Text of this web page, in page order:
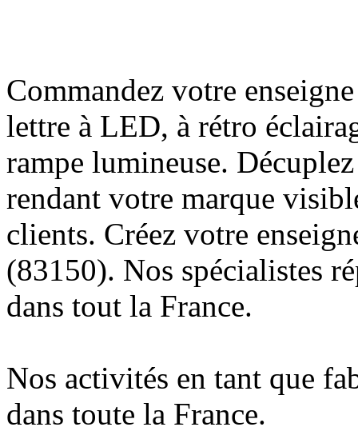
Commandez votre
lettre à LED, à rétro
rampe lumineuse.
rendant votre marque
clients. Créez votre
(83150). Nos spécialistes
dans tout la France.
Nos activités en tant que
dans toute la France.